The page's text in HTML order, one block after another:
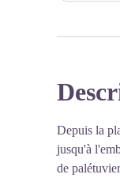
Depuis la
jusqu'à
de